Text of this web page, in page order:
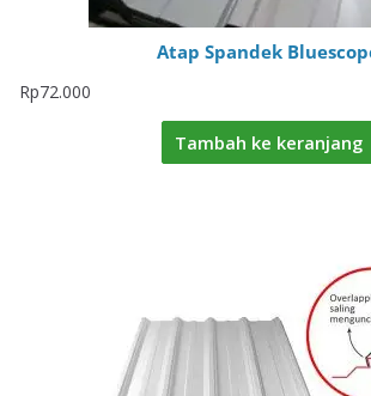
Atap Spandek
Rp72.000
Tambah ke keranjang